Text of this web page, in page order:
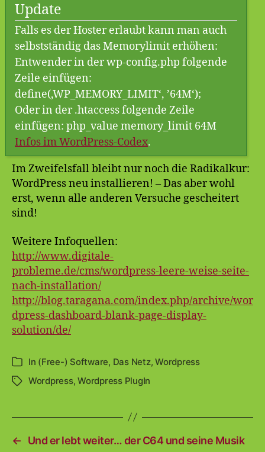
Update
Falls es der Hoster erlaubt kann man auch
selbstständig das Memorylimit erhöhen:
Entwender in der wp-config.php folgende
Zeile einfügen:
define(‚WP_MEMORY_LIMIT‘, ’64M‘);
Oder in der .htaccess folgende Zeile
einfügen: php_value memory_limit 64M
Infos im WordPress-Codex.
Im Zweifelsfall bleibt nur noch die Radikalkur:
WordPress neu installieren! – Das aber wohl
erst, wenn alle anderen Versuche gescheitert
sind!
Weitere Infoquellen:
http://www.digitale-
probleme.de/cms/wordpress-leere-weise-seite-
nach-installation/
http://blog.taragana.com/index.php/archive/wor
dpress-dashboard-blank-page-display-
solution/de/
Kategorien
In (Free-) Software, Das Netz,Wordpress
Schlagwörter
Wordpress,Wordpress PlugIn
← Und er lebt weiter… der C64 und seine Musik